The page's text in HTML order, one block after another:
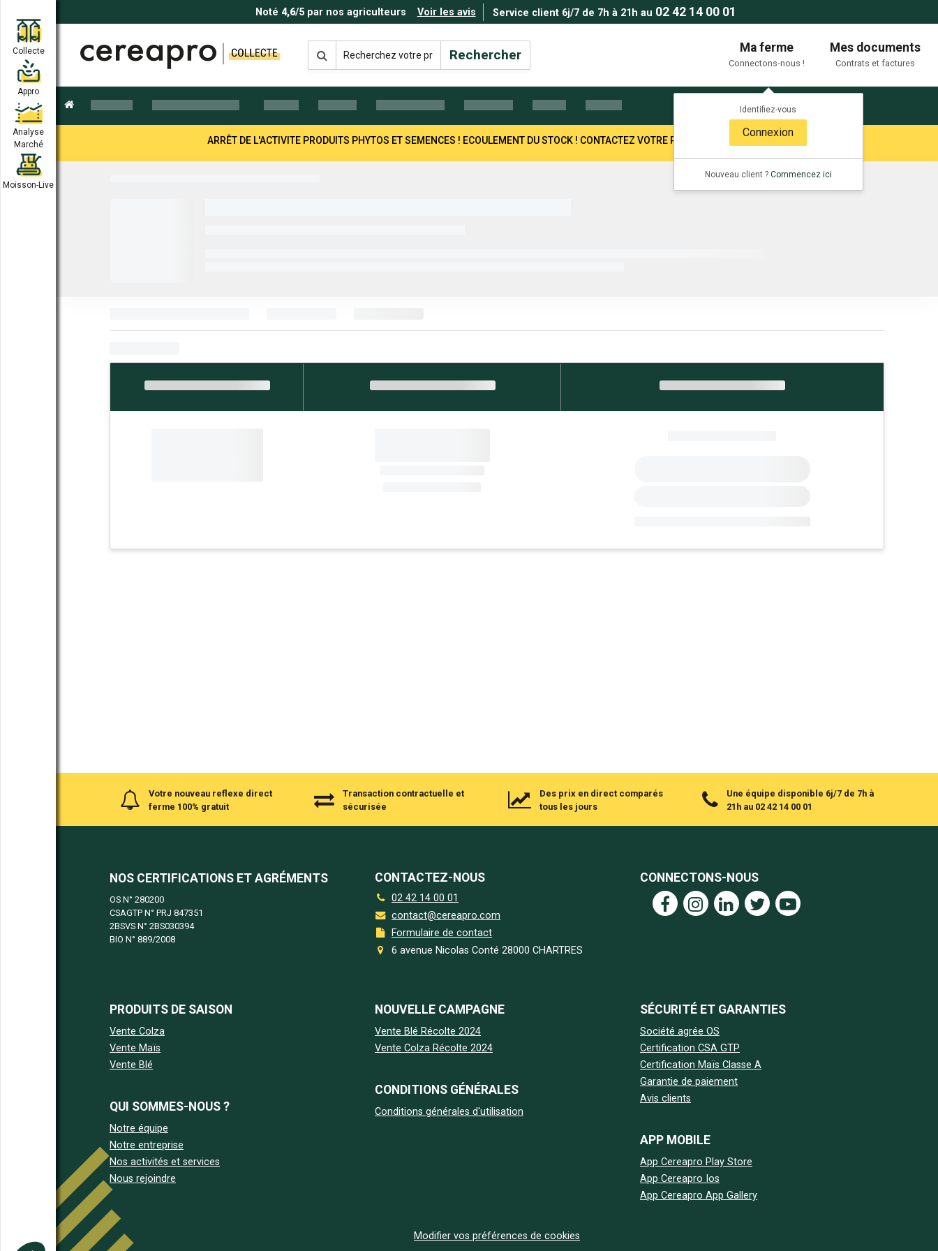
Noté 4,6/5 par nos agriculteurs Voir les avis Service client 6j/7 de 7h à 21h au 02 42 14 00 01
Rechercher Ma ferme
Connectons-nous !
Identifiez-vous
Connexion
Nouveau client ? Commencez ici
Mes documents
Contrats et factures
ARRÊT DE L'ACTIVITE PRODUITS PHYTOS ET SEMENCES ! ECOULEMENT DU STOCK ! CONTACTEZ VOTRE RESPONSABLE SECTEUR !
Collecte
Appro
Analyse
Marché
Moisson-Live
Votre nouveau reflexe direct
ferme 100% gratuit
Transaction contractuelle et
sécurisée
Des prix en direct comparés
tous les jours
Une équipe disponible 6j/7 de 7h à
21h au 02 42 14 00 01
NOS CERTIFICATIONS ET AGRÉMENTS
OS N° 280200
CSAGTP N° PRJ 847351
2BSVS N° 2BS030394
BIO N° 889/2008
CONTACTEZ-NOUS
02 42 14 00 01
contact@cereapro.com
Formulaire de contact
6 avenue Nicolas Conté 28000 CHARTRES
CONNECTONS-NOUS
PRODUITS DE SAISON
Vente Colza
Vente Maïs
Vente Blé
QUI SOMMES-NOUS ?
Notre équipe
Notre entreprise
Nos activités et services
Nous rejoindre
NOUVELLE CAMPAGNE
Vente Blé Récolte 2024
Vente Colza Récolte 2024
CONDITIONS GÉNÉRALES
Conditions générales d'utilisation
SÉCURITÉ ET GARANTIES
Société agrée OS
Certification CSA GTP
Certification Maïs Classe A
Garantie de paiement
Avis clients
APP MOBILE
App Cereapro Play Store
App Cereapro Ios
App Cereapro App Gallery
Modifier vos préférences de cookies